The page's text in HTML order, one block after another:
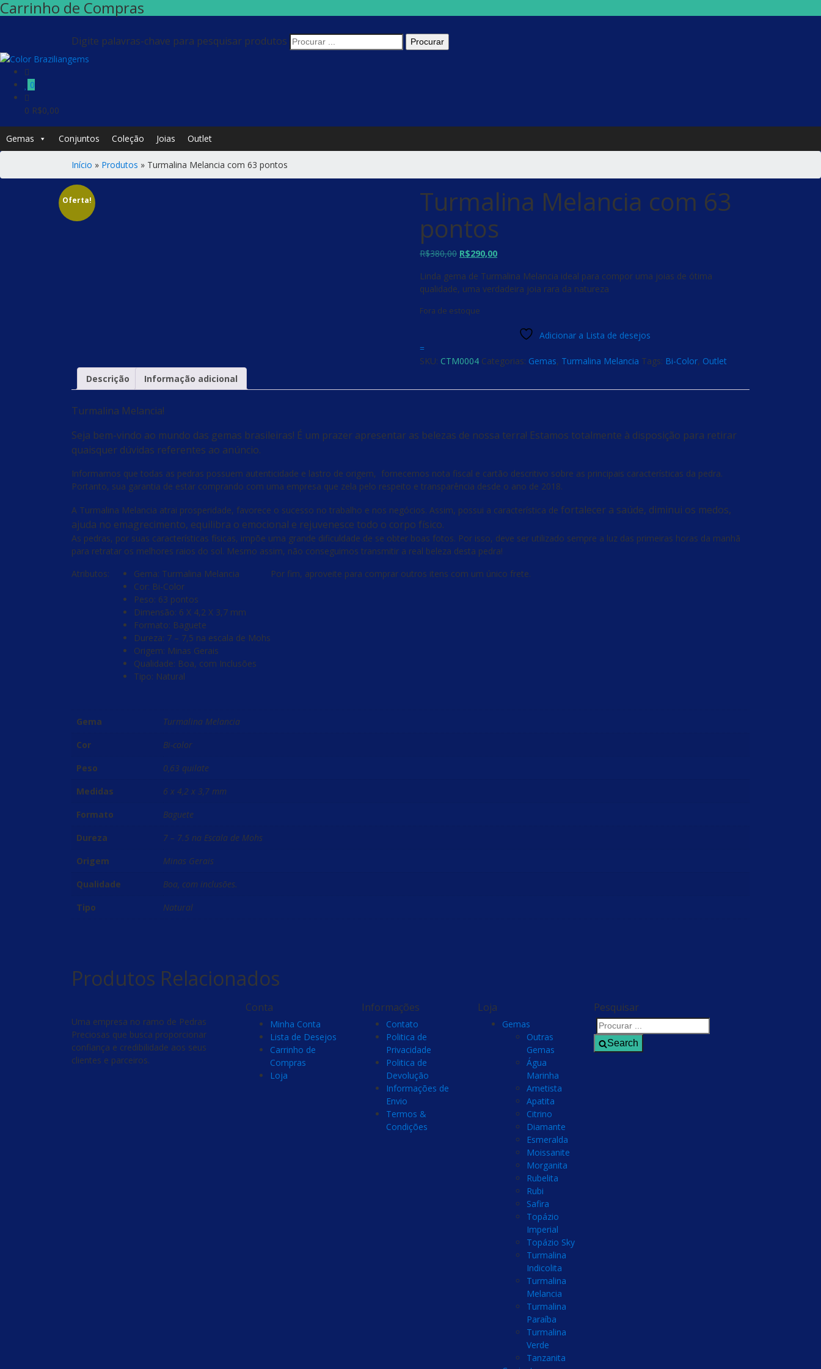
Carrinho de Compras
Digite palavras-chave para pesquisar produtos
0
0 R$0,00
Gemas Conjuntos Coleção Joias Outlet
Início » Produtos » Turmalina Melancia com 63 pontos
Oferta!
Desconto de 24 %
Turmalina Melancia com 63
pontos
R$380,00 O
original
era:
R$290,00
atual
é:
Linda gema de Turmalina Melancia ideal para compor uma joias de ótima
qualidade, uma verdadeira joia rara da natureza
Fora de estoque
Adicionar a Lista de desejos
=
SKU: CTM0004 Categorias: Gemas, Turmalina Melancia Tags: Bi-Color, Outlet
Descrição
Informação adicional
Turmalina Melancia!
Seja bem-vindo ao mundo das gemas brasileiras! É um prazer apresentar as belezas de nossa terra! Estamos totalmente à disposição para retirar
quaisquer dúvidas referentes ao anúncio.
Informamos que todas as pedras possuem autenticidade e lastro de origem, fornecemos nota fiscal e cartão descritivo sobre as principais características da pedra.
Portanto, sua garantia de estar comprando com uma empresa que zela pelo respeito e transparência desde o ano de 2018.
A Turmalina Melancia atrai prosperidade, favorece o sucesso no trabalho e nos negócios. Assim, possui a característica de fortalecer a saúde, diminui os medos,
ajuda no emagrecimento, equilibra o emocional e rejuvenesce todo o corpo físico.
As pedras, por suas características físicas, impõe uma grande dificuldade de se obter boas fotos. Por isso, deve ser utilizado sempre a luz das primeiras horas da manhã
para retratar os melhores raios do sol. Mesmo assim, não conseguimos transmitir a real beleza desta pedra!
Atributos:
Gema: Turmalina Melancia
Cor: Bi-Color
Peso: 63 pontos
Dimensão: 6 X 4,2 X 3,7 mm
Formato: Baguete
Dureza: 7 – 7,5 na escala de Mohs
Origem: Minas Gerais
Qualidade: Boa, com Inclusões
Tipo: Natural
Por fim, aproveite para comprar outros itens com um único frete.
Gema
Turmalina Melancia
Cor
Bi-color
Peso
0,63 quilate
Medidas
6 x 4,2 x 3,7 mm
Formato
Baguete
Dureza
7 – 7.5 na Escala de Mohs
Origem
Minas Gerais
Qualidade
Boa, com inclusões.
Tipo
Natural
Produtos Relacionados
Uma empresa no ramo de Pedras
Preciosas que busca proporcionar
confiança e credibilidade aos seus
clientes e parceiros.
Conta
Minha Conta
Lista de Desejos
Carrinho de
Compras
Loja
Informações
Contato
Politica de
Privacidade
Politica de
Devolução
Informações de
Envio
Termos &
Condições
Loja
Gemas
Outras
Gemas
Água
Marinha
Ametista
Apatita
Citrino
Diamante
Esmeralda
Moissanite
Morganita
Rubelita
Rubi
Safira
Topázio
Imperial
Topázio Sky
Turmalina
Indicolita
Turmalina
Melancia
Turmalina
Paraíba
Turmalina
Verde
Tanzanita
Pesquisar
Search